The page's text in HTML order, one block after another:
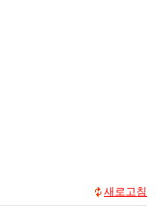
새로고침